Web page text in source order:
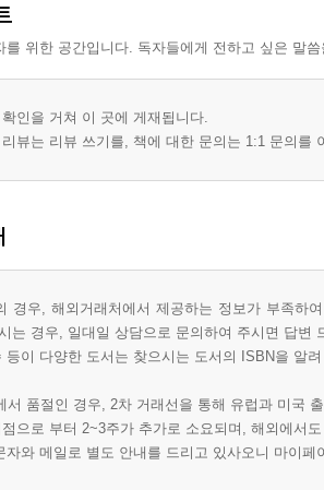
를 위한 공간입니다. 독자들에게 전하고 싶은 말
인을 거쳐 이 곳에 게재됩니다.
뷰는 리뷰 쓰기를, 책에 대한 문의는 1:1 문의를
경우, 해외거래처에서 제공하는 정보가 부족하
는 경우, 일대일 상담으로 문의하여 주시면 답변
등이 다양한 도서는 찾으시는 도서의 ISBN을 알
서 품절인 경우, 2차 거래선을 통해 유럽과 미국
으로 부터 2~3주가 추가로 소요되며, 해외에서
자와 메일로 별도 안내를 드리고 있사오니 마이